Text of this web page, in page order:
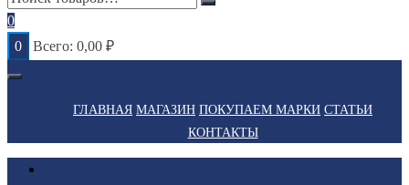
0
0
Всего: 0,00 ₽
ГЛАВНАЯ МАГАЗИН ПОКУПАЕМ МАРКИ СТАТЬИ
КОНТАКТЫ